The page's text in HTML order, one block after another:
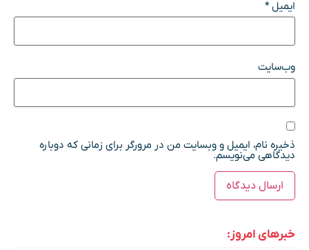
ایمیل*
وب‌سایت
ذخیره نام، ایمیل و وبسایت من در مرورگر برای زمانی که دوباره
دیدگاهی می‌نویسم.
خبرهای امروز: